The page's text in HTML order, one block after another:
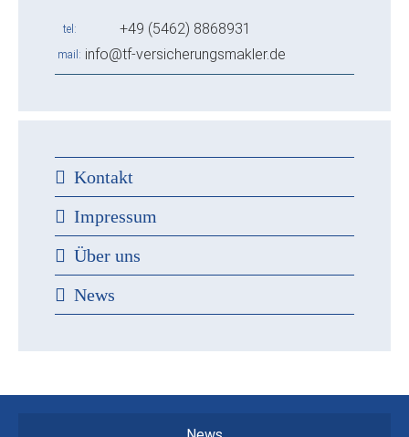
tel +49 (5462) 8868931
mail info@tf-versicherungsmakler.de
Kontakt
Impressum
Über uns
News